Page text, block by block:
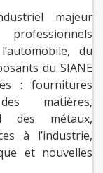
majeur
du
du SIANE
: fournitures
matières,
des métaux,
à l’industrie,
et nouvelles